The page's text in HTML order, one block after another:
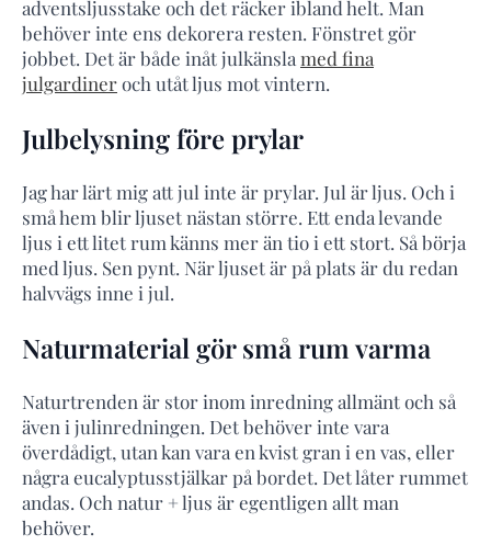
adventsljusstake och det räcker ibland helt. Man
behöver inte ens dekorera resten. Fönstret gör
jobbet. Det är både inåt julkänsla med fina
julgardineroch utåt ljus mot vintern.
Julbelysning före prylar
Jag har lärt mig att jul inte är prylar. Jul är ljus. Och i
små hem blir ljuset nästan större. Ett enda levande
ljus i ett litet rum känns mer än tio i ett stort. Så börja
med ljus. Sen pynt. När ljuset är på plats är du redan
halvvägs inne i jul.
Naturmaterial gör små rum varma
Naturtrenden är stor inom inredning allmänt och så
även i julinredningen. Det behöver inte vara
överdådigt, utan kan vara en kvist gran i en vas, eller
några eucalyptusstjälkar på bordet. Det låter rummet
andas. Och natur + ljus är egentligen allt man
behöver.